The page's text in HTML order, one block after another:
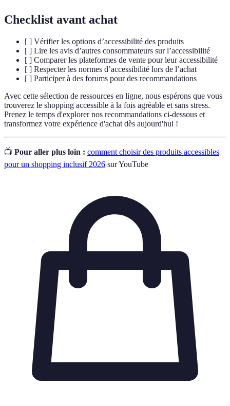
Checklist avant achat
[ ] Vérifier les options d’accessibilité des produits
[ ] Lire les avis d’autres consommateurs sur l’accessibilité
[ ] Comparer les plateformes de vente pour leur accessibilité
[ ] Respecter les normes d’accessibilité lors de l’achat
[ ] Participer à des forums pour des recommandations
Avec cette sélection de ressources en ligne, nous espérons que vous
trouverez le shopping accessible à la fois agréable et sans stress.
Prenez le temps d'explorer nos recommandations ci-dessous et
transformez votre expérience d'achat dès aujourd'hui !
📺 Pour aller plus loin : comment choisir des produits accessibles
pour un shopping inclusif 2026 sur YouTube